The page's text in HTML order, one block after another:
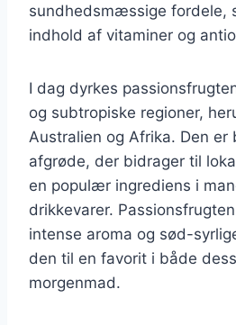
sundhedsmæssige fordele,
indhold af vitaminer og
I dag dyrkes
og subtropiske regioner,
Australien og Afrika. Den er
afgrøde, der bidrager til
en populær ingrediens i
drikkevarer.
intense aroma og sød-
den til en favorit i både
morgenmad.